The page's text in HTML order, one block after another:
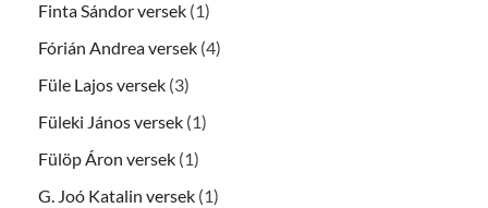
Finta Sándor versek (1)
Fórián Andrea versek (4)
Füle Lajos versek (3)
Füleki János versek (1)
Fülöp Áron versek (1)
G. Joó Katalin versek (1)